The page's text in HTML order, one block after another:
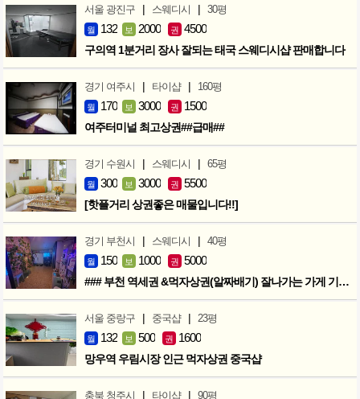
서울 광진구 | 스웨디시 | 30평
월 132 보 2000 권 4500
구의역 1분거리 장사 잘되는 태국 스웨디시샵 판매합니다
경기 여주시 | 타이샵 | 160평
월 170 보 3000 권 1500
여주터미널 최고상권##급매##
경기 수원시 | 스웨디시 | 65평
월 300 보 3000 권 5500
[핫플거리 상권좋은 매물입니다!!]
경기 부천시 | 스웨디시 | 40평
월 150 보 1000 권 5000
### 부천 역세권 &먹자상권(알짜배기) 잘나가는 가게 기회입니다 ###
서울 중랑구 | 중국샵 | 23평
월 132 보 500 권 1600
망우역 우림시장 인근 먹자상권 중국샵
충북 청주시 | 타이샵 | 90평